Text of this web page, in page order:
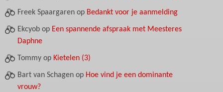
Freek Spaargaren op Bedankt voor je aanmelding
Ekcyob op Een spannende afspraak met Meesteres
Daphne
Tommy op Kietelen (3)
Bart van Schagen op Hoe vind je een dominante
vrouw?